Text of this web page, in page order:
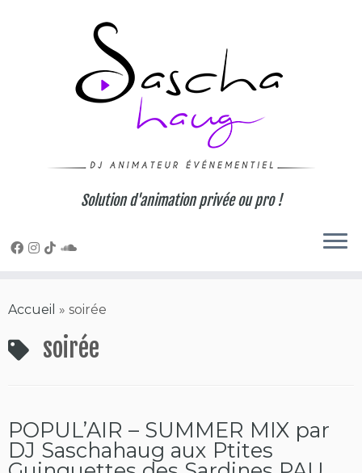
Solution d'animation privée ou pro !
Accueil » soirée
soirée
POPUL’AIR – SUMMER MIX par
DJ Saschahaug aux Ptites